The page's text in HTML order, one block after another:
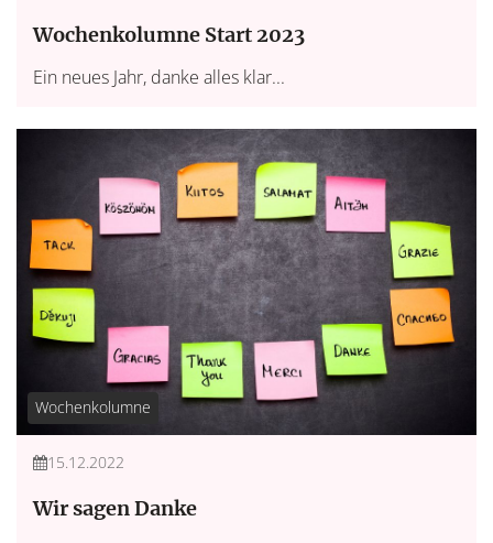
Wochenkolumne Start 2023
Ein neues Jahr, danke alles klar...
Wochenkolumne
15.12.2022
Wir sagen Danke